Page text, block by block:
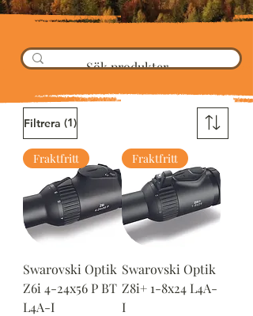
Filtrera (1)
Fraktfritt
Swarovski Optik
Z6i 4-24x56 P BT
L4A-I
Fraktfritt
Swarovski Optik
Z8i+ 1-8x24 L4A-
I